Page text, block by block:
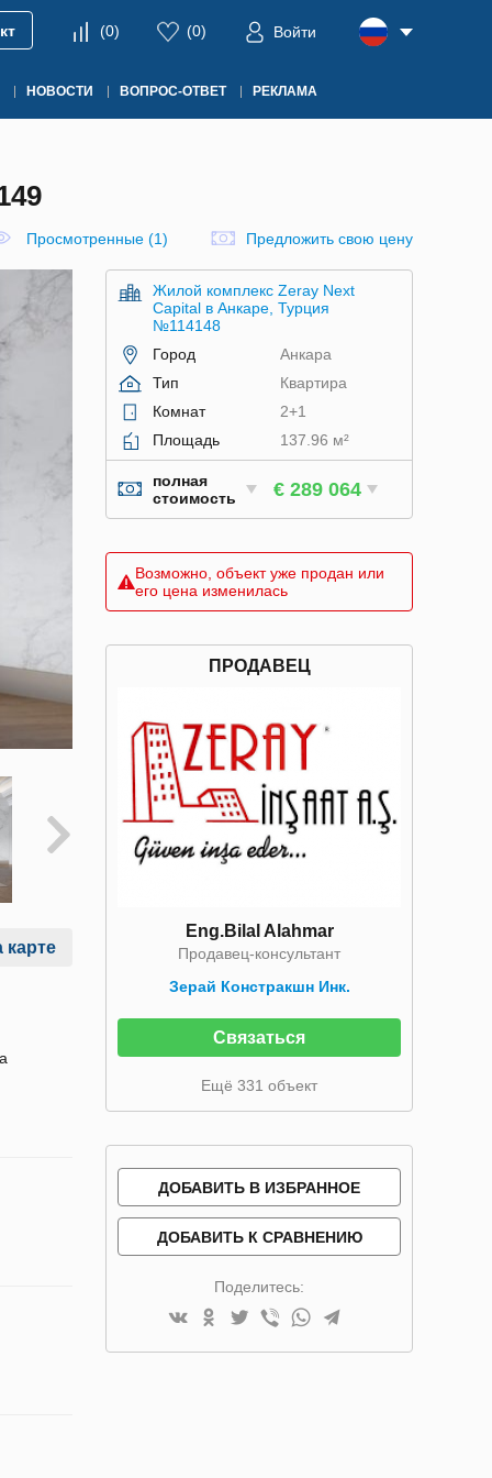
(0) (0) Войти
НОВОСТИ ВОПРОС-ОТВЕТ РЕКЛАМА
Просмотренные (1) Предложить свою цену
карте
Жилой комплекс Zeray Next
Capital в Анкаре, Турция
№114148
Город
Анкара
Тип
Квартира
Комнат
2+1
Площадь
137.96 м²
полная
стоимость
€ 289 064
Возможно, объект уже продан или
его цена изменилась
ПРОДАВЕЦ
Eng.Bilal Alahmar
Продавец-консультант
Зерай Констракшн Инк.
Связаться
Ещё 331 объект
ДОБАВИТЬ В ИЗБРАННОЕ
ДОБАВИТЬ К СРАВНЕНИЮ
Поделитесь: